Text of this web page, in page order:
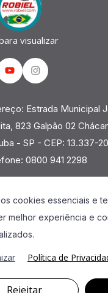
visualizar
YoutubeInstagram
Estrada Municipal
823 Galpão 02
- SP - CEP: 13.337-
0800 941 2298
cookies essenciais e
melhor experiência e
Política de
Rejeitar